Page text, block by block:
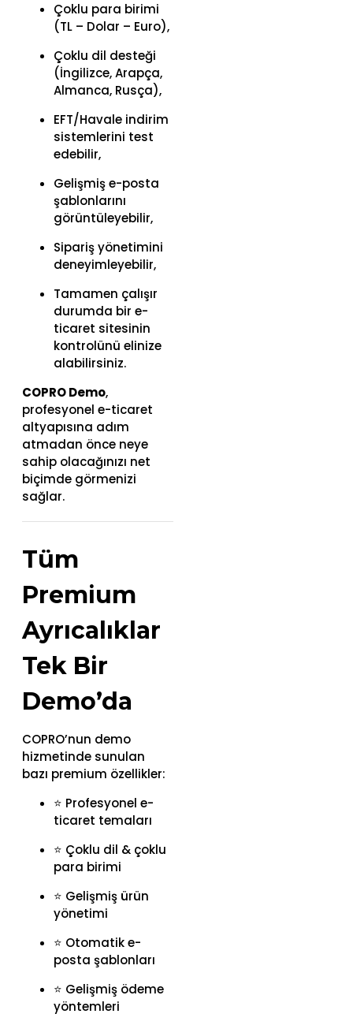
Çoklu para birimi
(TL – Dolar – Euro),
Çoklu dil desteği
(İngilizce, Arapça,
Almanca, Rusça),
EFT/Havale indirim
sistemlerini test
edebilir,
Gelişmiş e-posta
şablonlarını
görüntüleyebilir,
Sipariş yönetimini
deneyimleyebilir,
Tamamen çalışır
durumda bir e-
ticaret sitesinin
kontrolünü elinize
alabilirsiniz.
COPRO Demo,
profesyonel e-ticaret
altyapısına adım
atmadan önce neye
sahip olacağınızı net
biçimde görmenizi
sağlar.
Tüm
Premium
Ayrıcalıklar
Tek Bir
Demo’da
COPRO’nun demo
hizmetinde sunulan
bazı premium özellikler:
⭐ Profesyonel e-
ticaret temaları
⭐ Çoklu dil & çoklu
para birimi
⭐ Gelişmiş ürün
yönetimi
⭐ Otomatik e-
posta şablonları
⭐ Gelişmiş ödeme
yöntemleri